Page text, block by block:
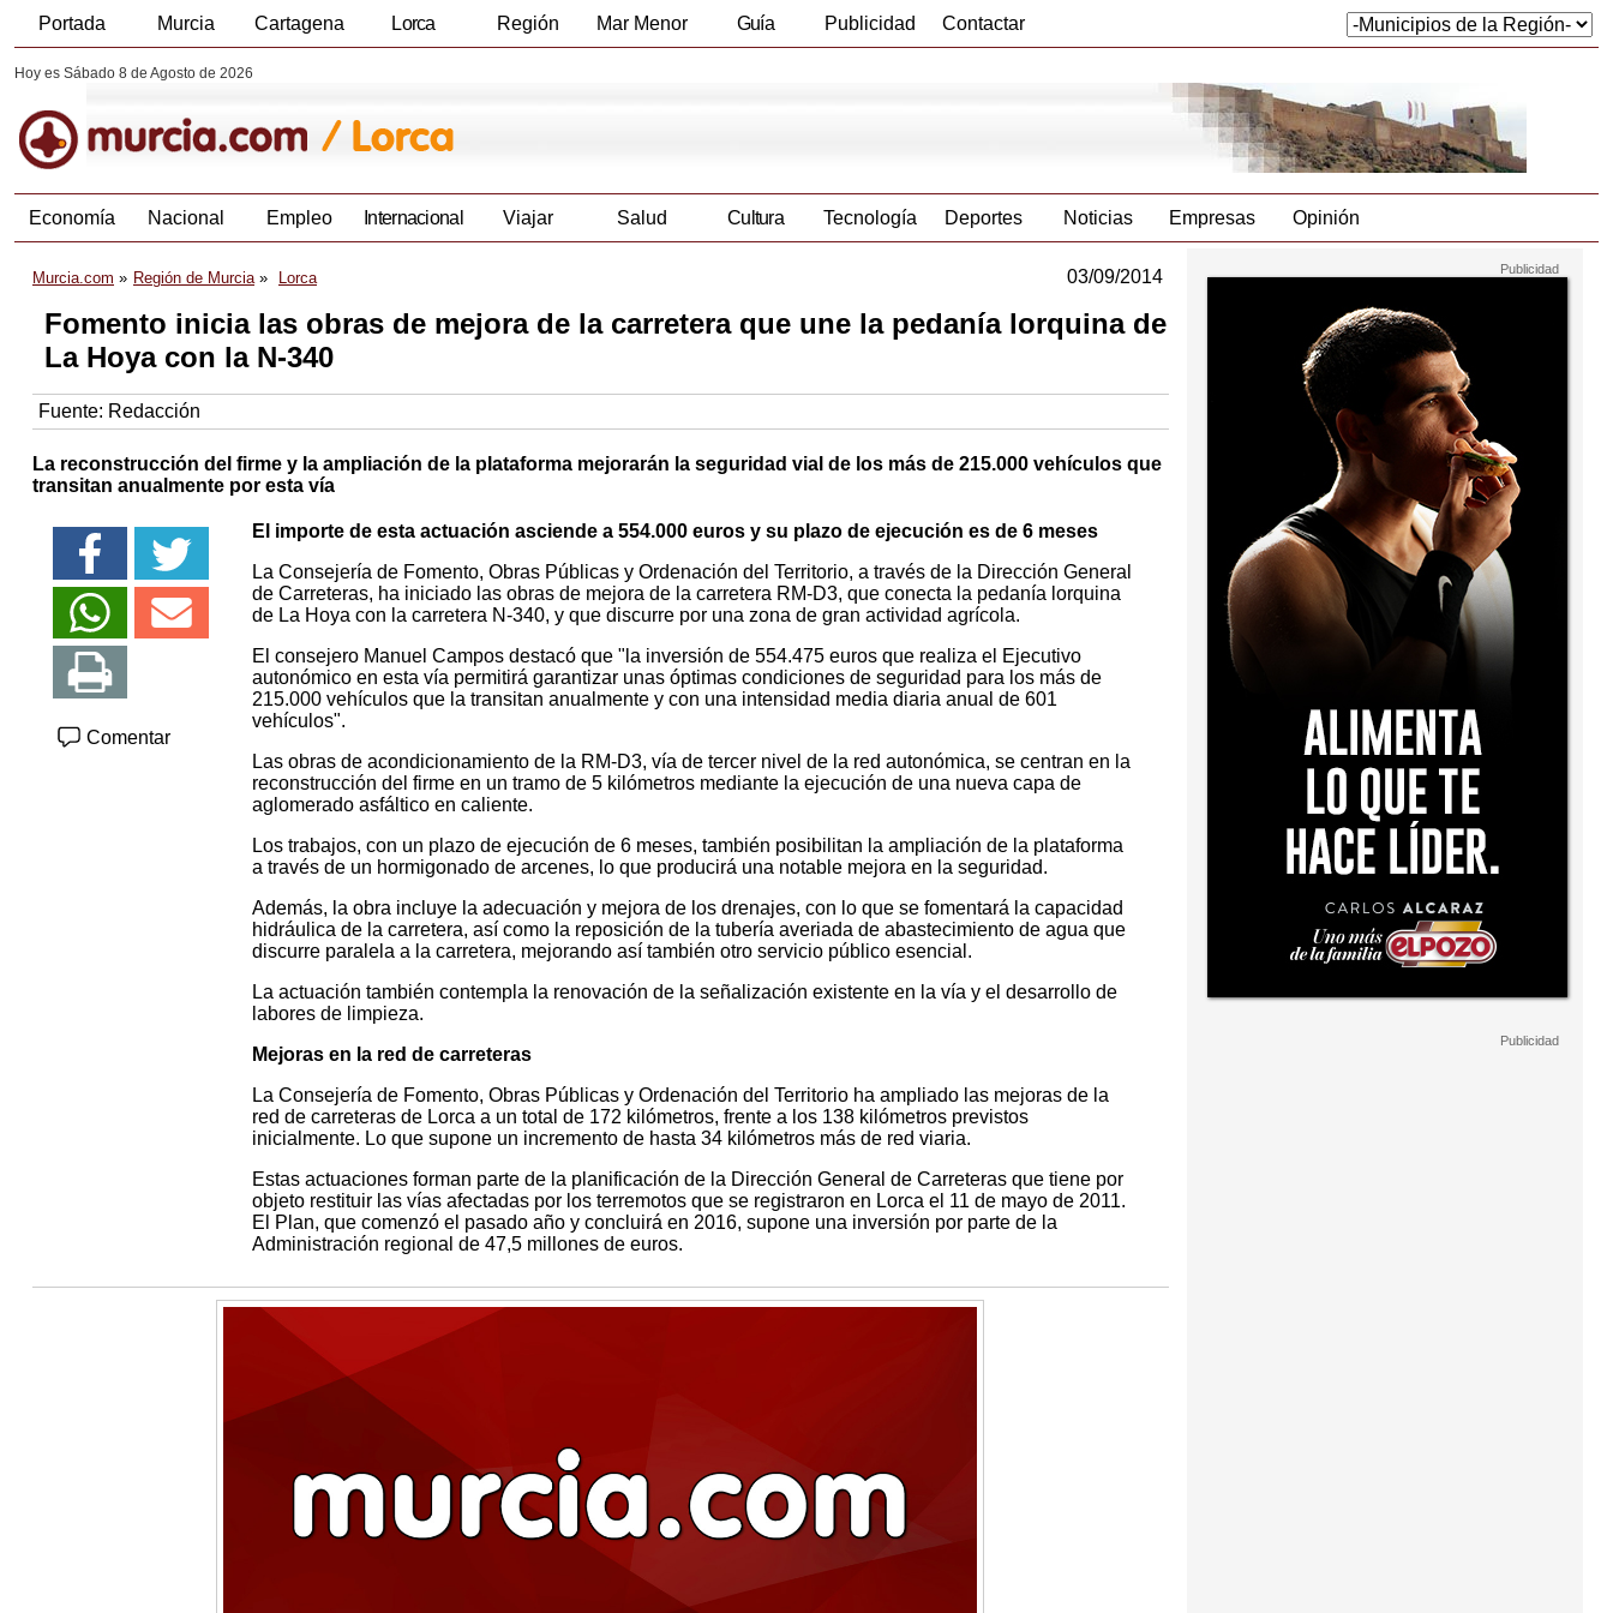
Portada Murcia Cartagena Lorca Región Mar Menor Guía Publicidad Contactar
Hoy es Sábado 8 de Agosto de 2026
Economía Nacional Empleo Internacional Viajar Salud Cultura Tecnología Deportes Noticias Empresas Opinión
Murcia.com Región de Murcia Lorca 03/09/2014
Fomento inicia las obras de mejora de la carretera que une la pedanía lorquina de
La Hoya con la N-340
Fuente: Redacción
La reconstrucción del firme y la ampliación de la plataforma mejorarán la seguridad vial de los más de 215.000 vehículos que
transitan anualmente por esta vía
Comentar
El importe de esta actuación asciende a 554.000 euros y su plazo de ejecución es de 6 meses
La Consejería de Fomento, Obras Públicas y Ordenación del Territorio, a través de la Dirección General
de Carreteras, ha iniciado las obras de mejora de la carretera RM-D3, que conecta la pedanía lorquina
de La Hoya con la carretera N-340, y que discurre por una zona de gran actividad agrícola.
El consejero Manuel Campos destacó que "la inversión de 554.475 euros que realiza el Ejecutivo
autonómico en esta vía permitirá garantizar unas óptimas condiciones de seguridad para los más de
215.000 vehículos que la transitan anualmente y con una intensidad media diaria anual de 601
vehículos".
Las obras de acondicionamiento de la RM-D3, vía de tercer nivel de la red autonómica, se centran en la
reconstrucción del firme en un tramo de 5 kilómetros mediante la ejecución de una nueva capa de
aglomerado asfáltico en caliente.
Los trabajos, con un plazo de ejecución de 6 meses, también posibilitan la ampliación de la plataforma
a través de un hormigonado de arcenes, lo que producirá una notable mejora en la seguridad.
Además, la obra incluye la adecuación y mejora de los drenajes, con lo que se fomentará la capacidad
hidráulica de la carretera, así como la reposición de la tubería averiada de abastecimiento de agua que
discurre paralela a la carretera, mejorando así también otro servicio público esencial.
La actuación también contempla la renovación de la señalización existente en la vía y el desarrollo de
labores de limpieza.
Mejoras en la red de carreteras
La Consejería de Fomento, Obras Públicas y Ordenación del Territorio ha ampliado las mejoras de la
red de carreteras de Lorca a un total de 172 kilómetros, frente a los 138 kilómetros previstos
inicialmente. Lo que supone un incremento de hasta 34 kilómetros más de red viaria.
Estas actuaciones forman parte de la planificación de la Dirección General de Carreteras que tiene por
objeto restituir las vías afectadas por los terremotos que se registraron en Lorca el 11 de mayo de 2011.
El Plan, que comenzó el pasado año y concluirá en 2016, supone una inversión por parte de la
Administración regional de 47,5 millones de euros.